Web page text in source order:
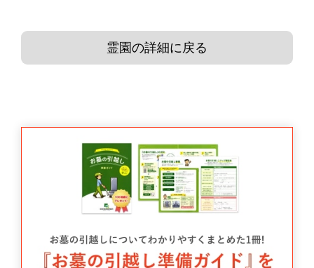
霊園の詳細に戻る